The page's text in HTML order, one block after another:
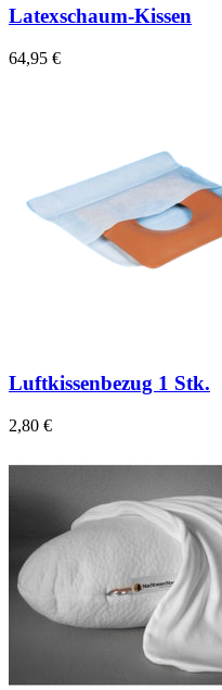
Latexschaum-Kissen
64,95 €
Luftkissenbezug 1 Stk.
2,80 €